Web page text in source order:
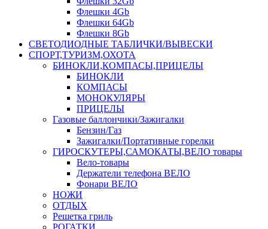
Флешки 4Gb
Флешки 64Gb
Флешки 8Gb
СВЕТОДИОДНЫЕ ТАБЛИЧКИ/ВЫВЕСКИ
СПОРТ,ТУРИЗМ,ОХОТА
БИНОКЛИ,КОМПАСЫ,ПРИЦЕЛЫ
БИНОКЛИ
КОМПАСЫ
МОНОКУЛЯРЫ
ПРИЦЕЛЫ
Газовые баллончики/Зажигалки
Бензин/Газ
Зажигалки/Портативные горелки
ГИРОСКУТЕРЫ,САМОКАТЫ,ВЕЛО товары
Вело-товары
Держатели телефона ВЕЛО
Фонари ВЕЛО
НОЖИ
ОТДЫХ
Решетка гриль
РОГАТКИ